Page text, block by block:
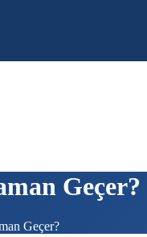
Geçer?
Geçer?